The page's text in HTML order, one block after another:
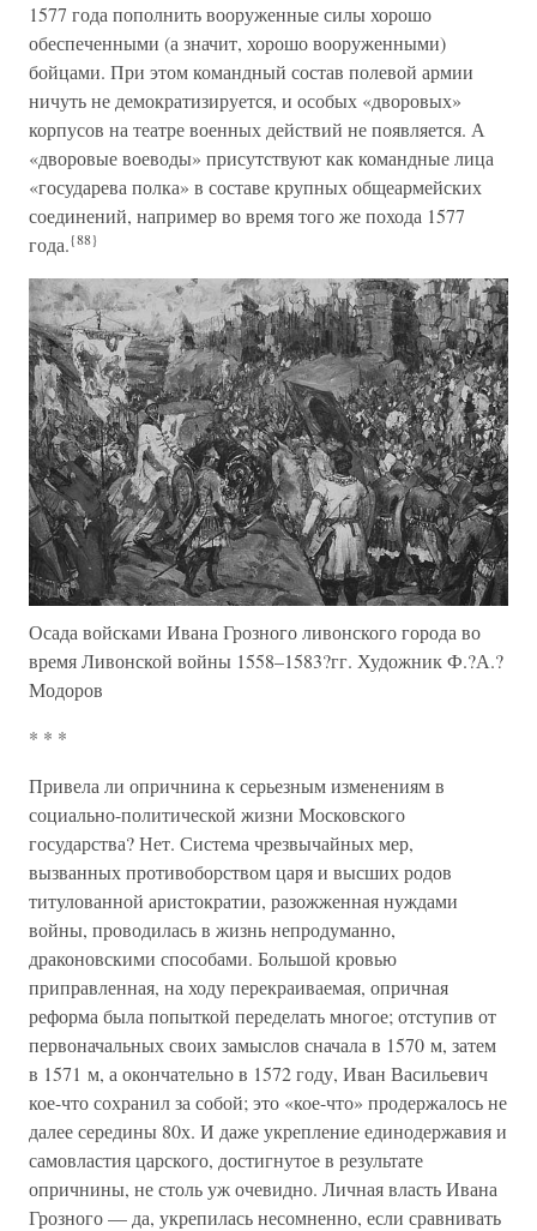
1577 года пополнить вооруженные силы хорошо
обеспеченными (а значит, хорошо вооруженными)
бойцами. При этом командный состав полевой армии
ничуть не демократизируется, и особых «дворовых»
корпусов на театре военных действий не появляется. А
«дворовые воеводы» присутствуют как командные лица
«государева полка» в составе крупных общеармейских
соединений, например во время того же похода 1577
года.{88}
Осада войсками Ивана Грозного ливонского города во
время Ливонской войны 1558–1583?гг. Художник Ф.?А.?
Модоров
* * *
Привела ли опричнина к серьезным изменениям в
социально-политической жизни Московского
государства? Нет. Система чрезвычайных мер,
вызванных противоборством царя и высших родов
титулованной аристократии, разожженная нуждами
войны, проводилась в жизнь непродуманно,
драконовскими способами. Большой кровью
приправленная, на ходу перекраиваемая, опричная
реформа была попыткой переделать многое; отступив от
первоначальных своих замыслов сначала в 1570 м, затем
в 1571 м, а окончательно в 1572 году, Иван Васильевич
кое-что сохранил за собой; это «кое-что» продержалось не
далее середины 80х. И даже укрепление единодержавия и
самовластия царского, достигнутое в результате
опричнины, не столь уж очевидно. Личная власть Ивана
Грозного — да, укрепилась несомненно, если сравнивать